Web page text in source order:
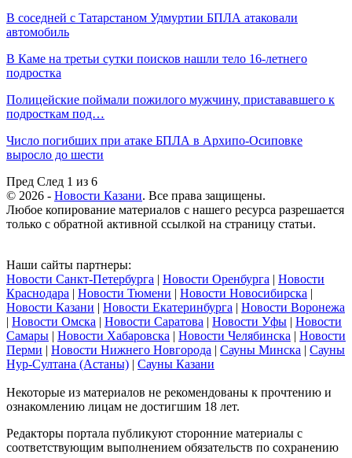
В соседней с Татарстаном Удмуртии БПЛА атаковали
автомобиль
В Каме на третьи сутки поисков нашли тело 16-летнего
подростка
Полицейские поймали пожилого мужчину, пристававшего к
подросткам под…
Число погибших при атаке БПЛА в Архипо-Осиповке
выросло до шести
Пред След 1 из 6
© 2026 - Новости Казани. Все права защищены.
Любое копирование материалов с нашего ресурса разрешается
только с обратной активной ссылкой на страницу статьи.
Наши сайты партнеры:
Новости Санкт-Петербурга | Новости Оренбурга | Новости
Краснодара | Новости Тюмени | Новости Новосибирска |
Новости Казани | Новости Екатеринбурга | Новости Воронежа
| Новости Омска | Новости Саратова | Новости Уфы | Новости
Самары | Новости Хабаровска | Новости Челябинска | Новости
Перми | Новости Нижнего Новгорода | Сауны Минска | Сауны
Нур-Султана (Астаны) | Сауны Казани
Некоторые из материалов не рекомендованы к прочтению и
ознакомлению лицам не достигшим 18 лет.
Редакторы портала публикуют сторонние материалы с
соответствующим выполнением обязательств по сохранению